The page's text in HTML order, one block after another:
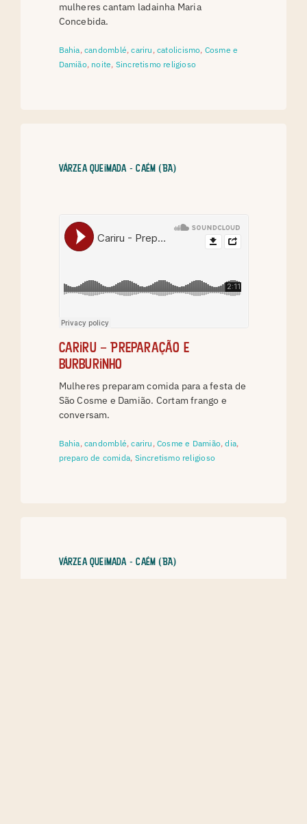
mulheres cantam ladainha Maria
Concebida.
Bahia,candomblé,cariru ,catolicismo, Cosme e
Damião, noite, Sincretismo religioso
Várzea Queimada - Caém (BA)
Cariru – Preparação e
burburinho
Mulheres preparam comida para a festa de
São Cosme e Damião. Cortam frango e
conversam.
Bahia,candomblé,cariru ,Cosme e Damião,dia,
preparo de comida, Sincretismo religioso
Várzea Queimada - Caém (BA)